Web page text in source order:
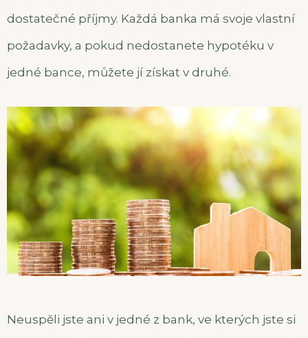
dostatečné příjmy. Každá banka má svoje vlastní
požadavky, a pokud nedostanete hypotéku v
jedné bance, můžete jí získat v druhé.
Neuspěli jste ani v jedné z bank, ve kterých jste si